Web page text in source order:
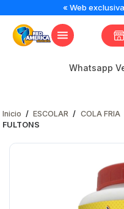
« Web
Whatsapp
Inicio / ESCOLAR / COLA FRIA
FULTONS
FRIA
ESCOLAR
1